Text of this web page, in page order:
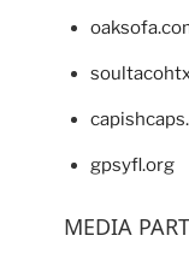
gpsyfl.org
MEDIA